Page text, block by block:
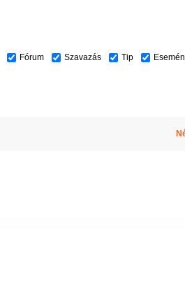
Fórum Szavazás Tip